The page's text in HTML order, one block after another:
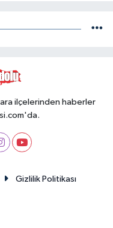
ilçelerinden haberler
Gizlilik Politikası